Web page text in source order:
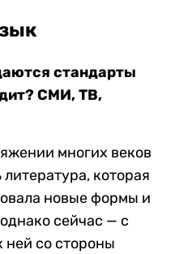
стандарты
СМИ, ТВ,
многих веков
которая
новые формы и
сейчас — с
со стороны